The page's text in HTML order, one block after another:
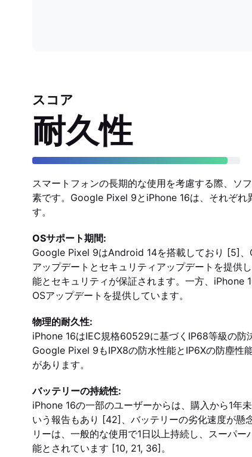
スコア
耐久性
スマートフォンの長期的な使用を考慮する際、ソ
素です。Google Pixel 9とiPhone 16は、それぞれ
す。
OSサポート期間:
Google Pixel 9はAndroid 14を搭載しており [5]
アップデートとセキュリティアップデートを提供
能とセキュリティが保証されます。一方、
OSアップデートを提供しています。
物理的耐久性:
iPhone 16はIEC規格60529に基づくIP68等級の防
Google Pixel 9もIPX8の防水性能とIP6Xの防塵性
があります。
バッテリーの持続性:
iPhone 16の一部のユーザーからは、購入から1年
いう報告もあり [42]、バッテリーの劣化速度が
リーは、一般的な使用で1日以上持続し、スーパ
能とされています [10, 21, 36]。